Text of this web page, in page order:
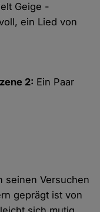
Geige -
ein Lied von
2: Ein Paar
seinen Versuchen
geprägt ist von